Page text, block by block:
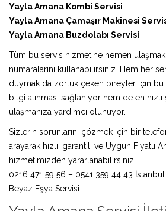
Yayla Amana Kombi Servisi
Yayla Amana Çamaşır Makinesi
Yayla Amana Buzdolabı Servisi
Tüm bu servis hizmetine hemen
numaralarını kullanabilirsiniz. Hem her
duymak da zorluk çeken bireyler için bu
bilgi alınması sağlanıyor hem de en
ulaşmanıza yardımcı olunuyor.
Sizlerin sorunlarını çözmek için bir
arayarak hızlı, garantili ve Uygun Fiyatlı
hizmetimizden yararlanabilirsiniz.
0216 471 59 56 – 0541 359 44 43
Beyaz Eşya Servisi